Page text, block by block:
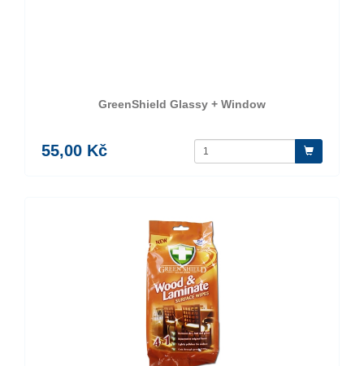
GreenShield Glassy + Window
55,00 Kč